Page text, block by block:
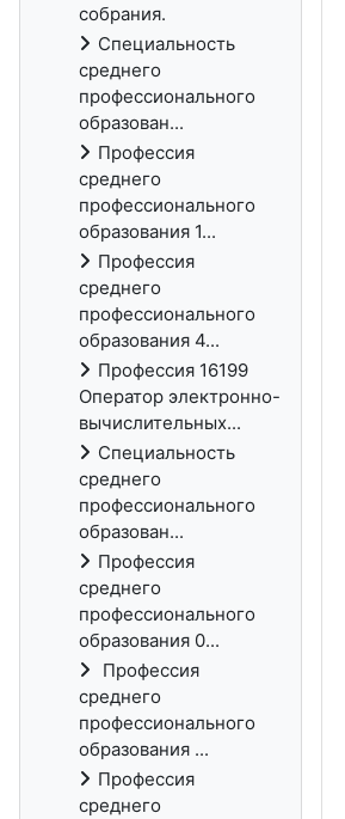
собрания.
Специальность
среднего
профессионального
образован...
Профессия
среднего
профессионального
образования 1...
Профессия
среднего
профессионального
образования 4...
Профессия 16199
Оператор электронно-
вычислительных...
Специальность
среднего
профессионального
образован...
Профессия
среднего
профессионального
образования 0...
Профессия
среднего
профессионального
образования ...
Профессия
среднего